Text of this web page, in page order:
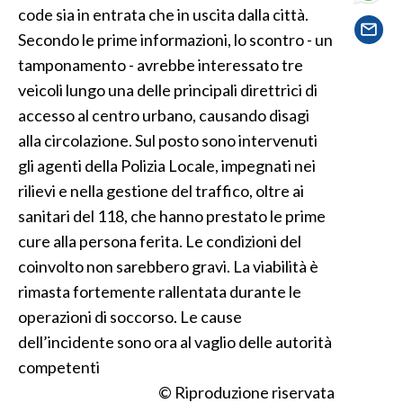
SPETTACOLI
GOSSIP
SALUTE
SARDEGNA TURISMO
SARDI NEL MONDO
NOTIZIE
EVENTI
#CARAUNIONE
code sia in entrata che in uscita dalla città.
Secondo le prime informazioni, lo scontro - un
tamponamento - avrebbe interessato tre
veicoli lungo una delle principali direttrici di
accesso al centro urbano, causando disagi
alla circolazione. Sul posto sono intervenuti
gli agenti della Polizia Locale, impegnati nei
rilievi e nella gestione del traffico, oltre ai
sanitari del 118, che hanno prestato le prime
cure alla persona ferita. Le condizioni del
coinvolto non sarebbero gravi. La viabilità è
rimasta fortemente rallentata durante le
operazioni di soccorso. Le cause
dell’incidente sono ora al vaglio delle autorità
competenti
© Riproduzione riservata